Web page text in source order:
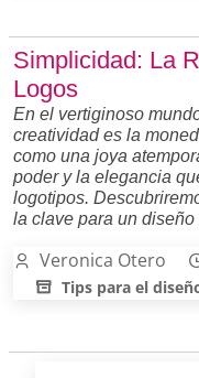
Simplicidad: La
Logos
En el vertiginoso
creatividad es la
como una joya
poder y la elegancia
logotipos.
la clave para un
Veronica Otero
Tips para el